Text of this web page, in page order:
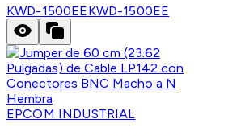
KWD-1500EEKWD-1500EE
EPCOM INDUSTRIAL